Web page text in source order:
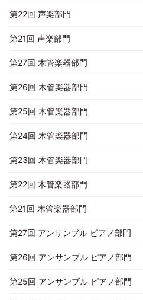
第22回 声楽部門
第21回 声楽部門
第27回 木管楽器部門
第26回 木管楽器部門
第25回 木管楽器部門
第24回 木管楽器部門
第23回 木管楽器部門
第22回 木管楽器部門
第21回 木管楽器部門
第27回 アンサンブル ピアノ部門
第26回 アンサンブル ピアノ部門
第25回 アンサンブル ピアノ部門